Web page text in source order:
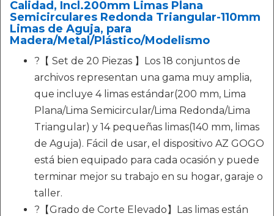
Calidad, Incl.200mm Limas Plana
Semicirculares Redonda Triangular-110mm
Limas de Aguja, para
Madera/Metal/Plástico/Modelismo
?【 Set de 20 Piezas 】Los 18 conjuntos de
archivos representan una gama muy amplia,
que incluye 4 limas estándar(200 mm, Lima
Plana/Lima Semicircular/Lima Redonda/Lima
Triangular) y 14 pequeñas limas(140 mm, limas
de Aguja). Fácil de usar, el dispositivo AZ GOGO
está bien equipado para cada ocasión y puede
terminar mejor su trabajo en su hogar, garaje o
taller.
?【Grado de Corte Elevado】Las limas están